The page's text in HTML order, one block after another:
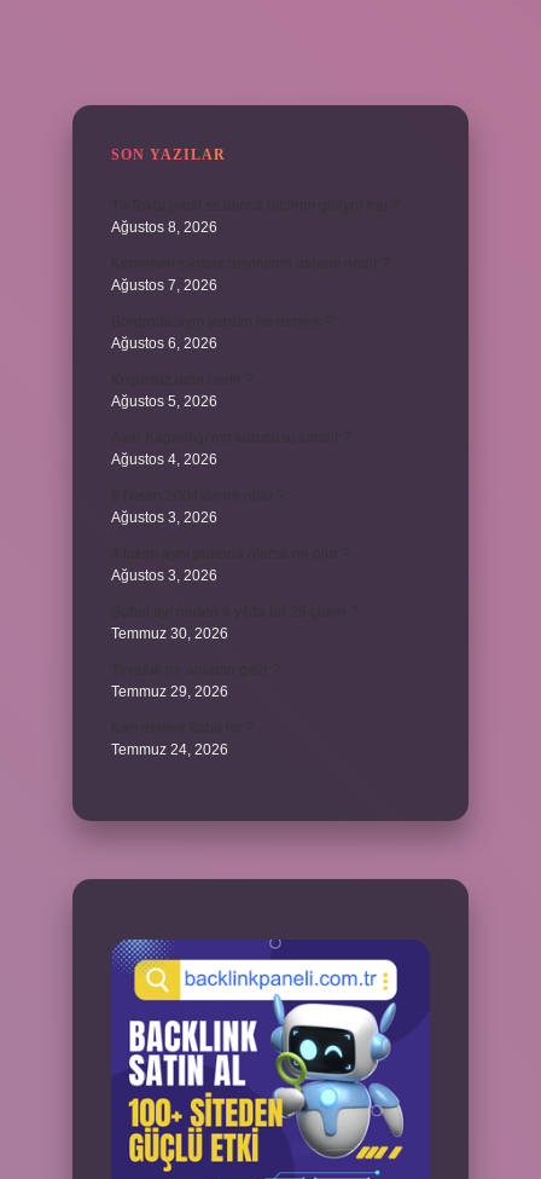
SON YAZILAR
Ağustos 8, 2026
Ağustos 7, 2026
Ağustos 6, 2026
Ağustos 5, 2026
Ağustos 4, 2026
Ağustos 3, 2026
Ağustos 3, 2026
Temmuz 30, 2026
Temmuz 29, 2026
Temmuz 24, 2026